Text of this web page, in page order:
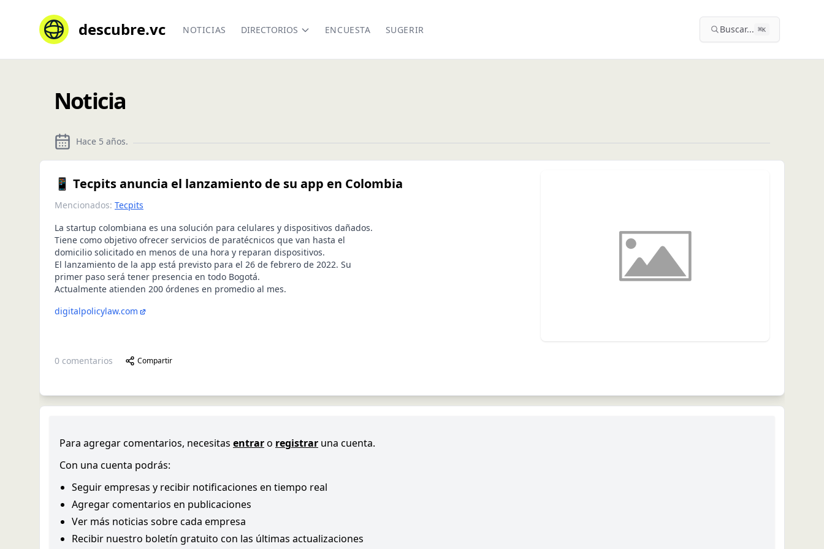
descubre.vc NOTICIAS DIRECTORIOS ENCUESTA SUGERIR Buscar... ⌘K
Noticia
Hace 5 años.
📱 Tecpits anuncia el lanzamiento de su app en Colombia
Mencionados: Tecpits
La startup colombiana es una solución para celulares y dispositivos dañados.
Tiene como objetivo ofrecer servicios de paratécnicos que van hasta el
domicilio solicitado en menos de una hora y reparan dispositivos.
El lanzamiento de la app está previsto para el 26 de febrero de 2022. Su
primer paso será tener presencia en todo Bogotá.
Actualmente atienden 200 órdenes en promedio al mes.
digitalpolicylaw.com
0 comentarios Compartir
Para agregar comentarios, necesitas entraro registrar una cuenta.
Con una cuenta podrás:
Seguir empresas y recibir notificaciones en tiempo real
Agregar comentarios en publicaciones
Ver más noticias sobre cada empresa
Recibir nuestro boletín gratuito con las últimas actualizaciones